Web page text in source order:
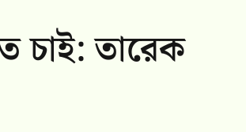
চাই: তারেক